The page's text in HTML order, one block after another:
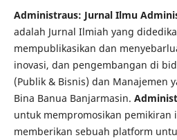
Administraus: Jurnal Ilmu
adalah Jurnal Ilmiah yang
mempublikasikan dan
inovasi, dan pengembangan di
(Publik & Bisnis) dan Manajemen
Bina Banua Banjarmasin.
untuk mempromosikan
memberikan sebuah platform